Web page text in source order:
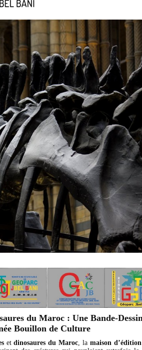
du Maroc : Une Bande-
Bouillon de Culture
etdinosaures du Maroc , lamaison